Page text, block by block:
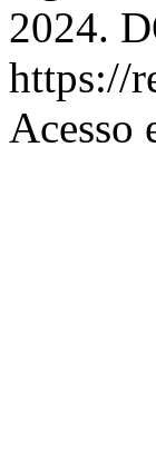
2024.
https://
Acesso